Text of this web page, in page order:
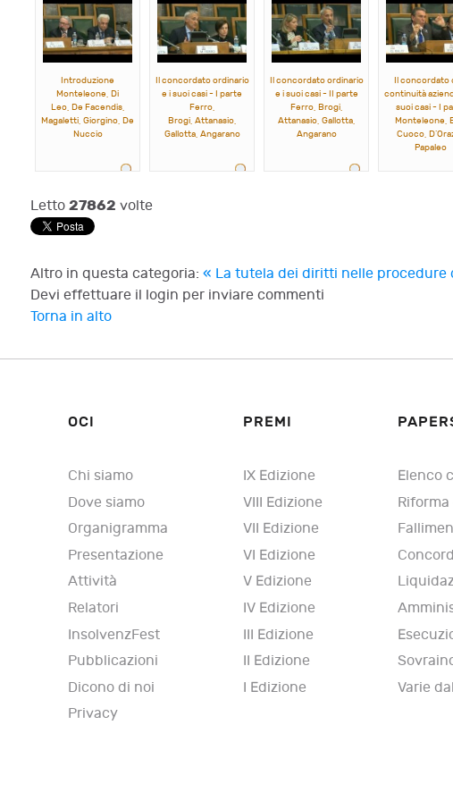
Introduzione
Monteleone, Di
Leo, De Facendis,
Magaletti, Giorgino, De
Nuccio
Il concordato ordinario
e i suoi casi - I parte
Ferro,
Brogi, Attanasio,
Gallotta, Angarano
Il concordato ordinario
e i suoi casi - II parte
Ferro, Brogi,
Attanasio, Gallotta,
Angarano
Il concordato
continuità
suoi casi - I
Monteleone,
Cuoco,
Papaleo
Letto 27862 volte
Altro in questa categoria: « La tutela dei diritti nelle
Devi effettuare il login per inviare commenti
Torna in alto
OCI
Chi siamo
Dove siamo
Organigramma
Presentazione
Attività
Relatori
InsolvenzFest
Pubblicazioni
Dicono di noi
Privacy
PREMI
IX Edizione
VIII Edizione
VII Edizione
VI Edizione
V Edizione
IV Edizione
III Edizione
II Edizione
I Edizione
Elenco
Varie